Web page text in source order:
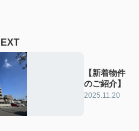
【新着物件
のご紹介】
2025.11.20